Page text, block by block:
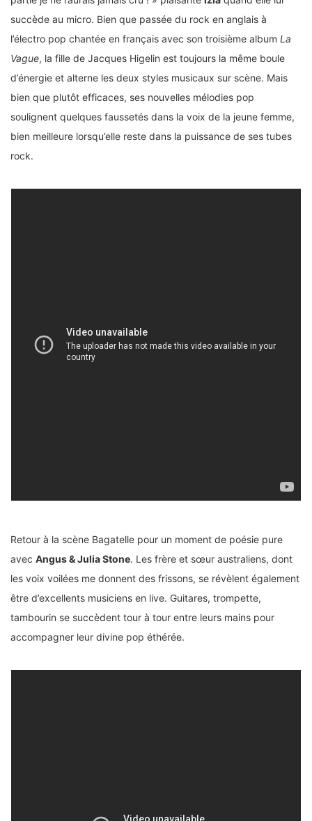
succède au micro. Bien que passée du rock en anglais à
l’électro pop chantée en français avec son troisième album La
Vague, la fille de Jacques Higelin est toujours la même boule
d’énergie et alterne les deux styles musicaux sur scène. Mais
bien que plutôt efficaces, ses nouvelles mélodies pop
soulignent quelques faussetés dans la voix de la jeune femme,
bien meilleure lorsqu’elle reste dans la puissance de ses tubes
rock.
Retour à la scène Bagatelle pour un moment de poésie pure
avec Angus & Julia Stone. Les frère et sœur australiens, dont
les voix voilées me donnent des frissons, se révèlent également
être d’excellents musiciens en live. Guitares, trompette,
tambourin se succèdent tour à tour entre leurs mains pour
accompagner leur divine pop éthérée.